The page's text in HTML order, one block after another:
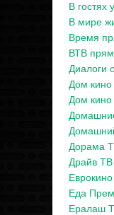
В гостях
В мире
Время
ВТВ
Диалоги
Дом
Дом
Дорама
Драйв
Еда
Ералаш